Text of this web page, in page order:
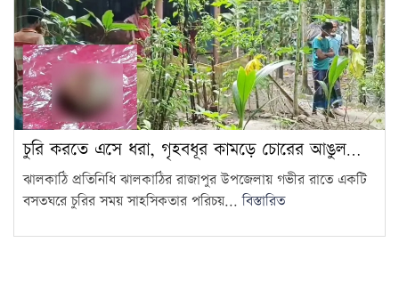
চুরি করতে এসে ধরা, গৃহবধূর কামড়ে চোরের আঙুল…
ঝালকাঠি প্রতিনিধি ঝালকাঠির রাজাপুর উপজেলায় গভীর রাতে একটি
বসতঘরে চুরির সময় সাহসিকতার পরিচয়...বিস্তারিত